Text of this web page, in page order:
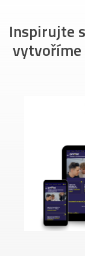
Inspirujte
vytvoříme